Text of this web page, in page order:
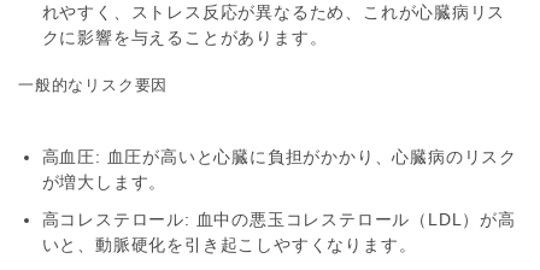
れやすく、ストレス反応が異なるため、これが心臓病リス
クに影響を与えることがあります。
一般的なリスク要因
高血圧: 血圧が高いと心臓に負担がかかり、心臓病のリスク
が増大します。
高コレステロール: 血中の悪玉コレステロール（LDL）が高
いと、動脈硬化を引き起こしやすくなります。